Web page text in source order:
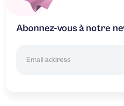
Abonnez-vous à notre